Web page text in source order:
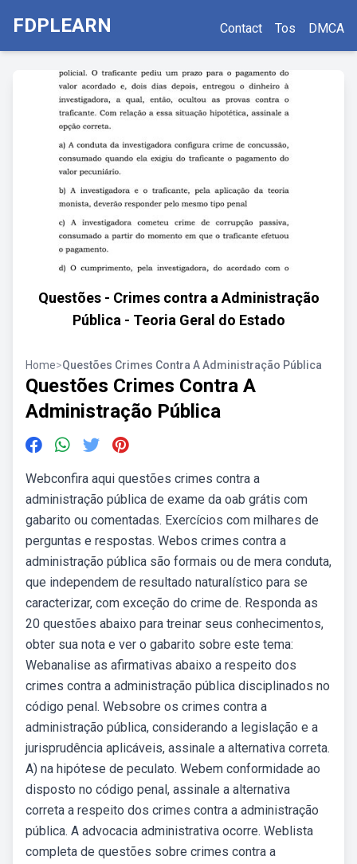
FDPLEARN Contact Tos DMCA
Questões - Crimes contra a Administração
Pública - Teoria Geral do Estado
Home>Questões Crimes Contra A Administração Pública
Questões Crimes Contra A
Administração Pública
Webconfira aqui questões crimes contra a
administração pública de exame da oab grátis com
gabarito ou comentadas. Exercícios com milhares de
perguntas e respostas. Webos crimes contra a
administração pública são formais ou de mera conduta,
que independem de resultado naturalístico para se
caracterizar, com exceção do crime de. Responda as
20 questões abaixo para treinar seus conhecimentos,
obter sua nota e ver o gabarito sobre este tema:
Webanalise as afirmativas abaixo a respeito dos
crimes contra a administração pública disciplinados no
código penal. Websobre os crimes contra a
administração pública, considerando a legislação e a
jurisprudência aplicáveis, assinale a alternativa correta.
A) na hipótese de peculato. Webem conformidade ao
disposto no código penal, assinale a alternativa
correta a respeito dos crimes contra a administração
pública. A advocacia administrativa ocorre. Weblista
completa de questões sobre crimes contra a